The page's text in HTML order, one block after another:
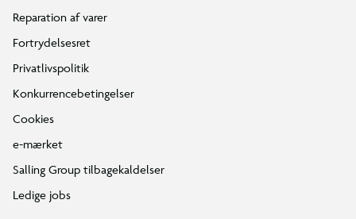
Reparation af varer
Fortrydelsesret
Privatlivspolitik
Konkurrencebetingelser
Cookies
e-mærket
Salling Group tilbagekaldelser
Ledige jobs